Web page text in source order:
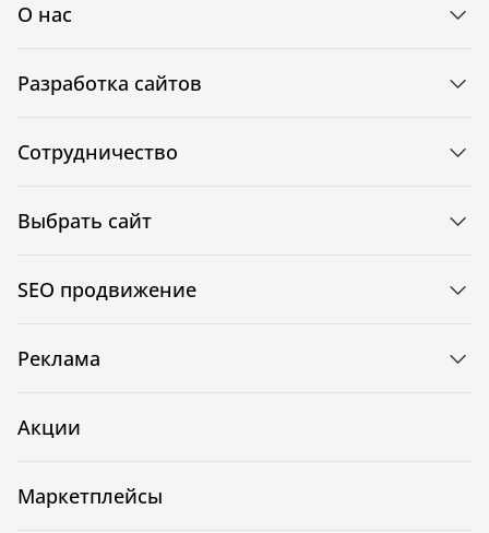
О нас
Разработка сайтов
Сотрудничество
Выбрать сайт
SEO продвижение
Реклама
Акции
Маркетплейсы